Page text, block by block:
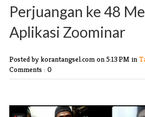
Perjuangan ke 48
Aplikasi Zoominar
Posted by korantangsel.com on 5:13 PM in
Comments : 0